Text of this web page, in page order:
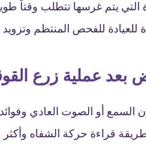
يتم غرسها تتطلب وقتاً
للفحص المنتظم
بعد عملية زرع
السمع أو الصوت العادي
قراءة حركة الشفاه